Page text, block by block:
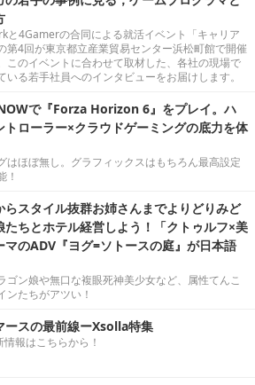
らスタイル抜群お姉さんまでよりどりみど
たちとホテル経営しよう！「クトゥルフ×美
マのADV『ヨグ=ソトースの庭』が日本語
ゴン娘や無口な複眼死神美少女など、属性てんこ
ースの最前線ーXsolla特集
報はこちらから！
Ultra世代の“全てこなせるゲーミング
プ”
強力スペック。メンテナンスしやすい構造もあり
要素のさらなる“進化”を目撃せよ！HoYov
ト」を体験【プレイレポ】
ニマとの出会いや、スキルによってさらに戦略性